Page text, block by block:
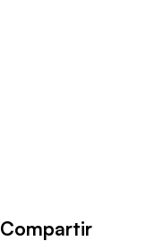
Compartir